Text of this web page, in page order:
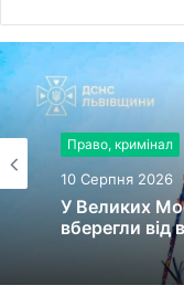
Право, кримінал
10 Серпня 2026
У Великих
вберегли від
Право, кримінал
10 Серпня 2026